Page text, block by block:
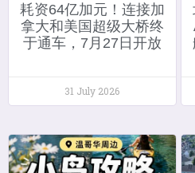
耗资64亿加元！连接加
拿大和美国超级大桥终
于通车，7月27日开放
31 July 2026